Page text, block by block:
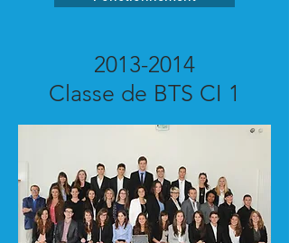
2013-2014
Classe de BTS CI 1